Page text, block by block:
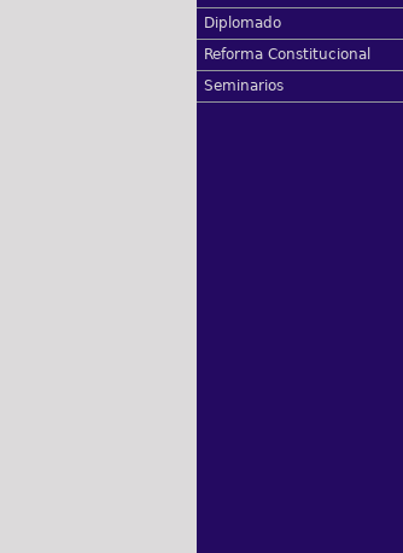
Diplomado
Reforma Constitucional
Seminarios